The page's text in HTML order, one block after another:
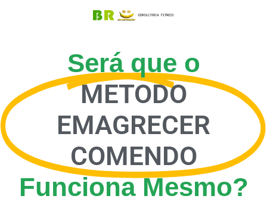
Será que o
METODO
EMAGRECER
COMENDO
Funciona Mesmo?